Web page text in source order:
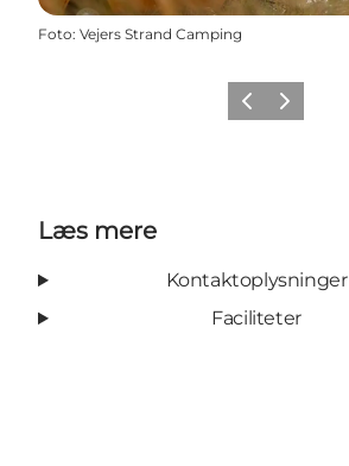
Foto: Vejers Strand Camping
ForrigeNæste
Læs mere
Kontaktoplysninger
Faciliteter